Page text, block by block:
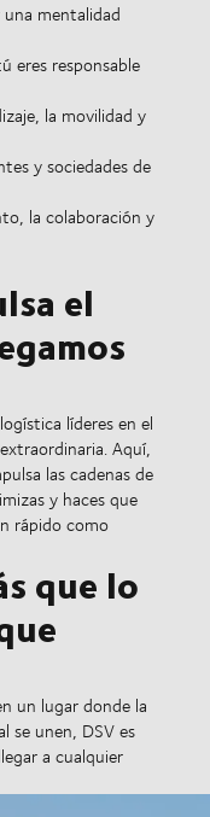
mentalidad
eres responsable
la movilidad y
y sociedades de
la colaboración y
el
líderes en el
Aquí,
las cadenas de
y haces que
rápido como
que lo
un lugar donde la
se unen, DSV es
a cualquier